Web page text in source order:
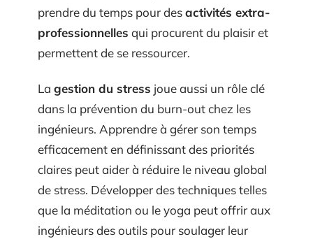
prendre du temps pour desactivités extra-
professionnelles qui procurent du plaisir et
permettent de se ressourcer.
La gestion du stress joue aussi un rôle clé
dans la prévention du burn-out chez les
ingénieurs. Apprendre à gérer son temps
efficacement en définissant des priorités
claires peut aider à réduire le niveau global
de stress. Développer des techniques telles
que la méditation ou le yoga peut offrir aux
ingénieurs des outils pour soulager leur